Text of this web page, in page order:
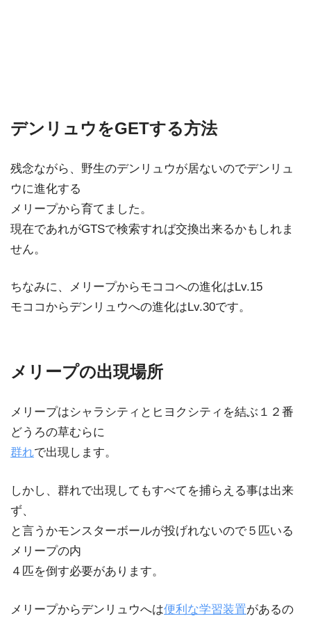
デンリュウをGETする方法
残念ながら、野生のデンリュウが居ないのでデンリュ
ウに進化する
メリープから育てました。
現在であれがGTSで検索すれば交換出来るかもしれま
せん。
ちなみに、メリープからモココへの進化はLv.15
モココからデンリュウへの進化はLv.30です。
メリープの出現場所
メリープはシャラシティとヒヨクシティを結ぶ１２番
どうろの草むらに
群れで出現します。
しかし、群れで出現してもすべてを捕らえる事は出来
ず、
と言うかモンスターボールが投げれないので５匹いる
メリープの内
４匹を倒す必要があります。
メリープからデンリュウへは便利な学習装置があるの